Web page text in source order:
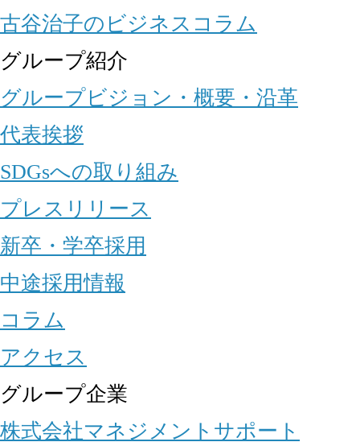
古谷治子のビジネスコラム
グループ紹介
グループビジョン・概要・沿革
代表挨拶
SDGsへの取り組み
プレスリリース
新卒・学卒採用
中途採用情報
コラム
アクセス
グループ企業
株式会社マネジメントサポート